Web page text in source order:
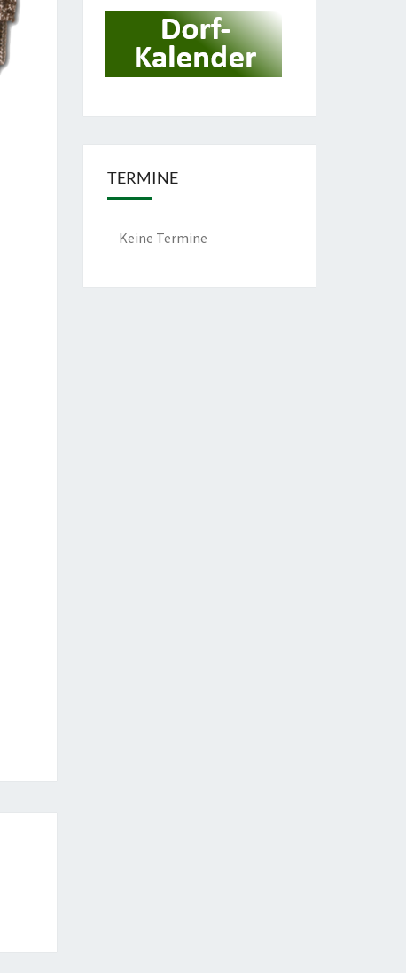
TERMINE
Keine Termine